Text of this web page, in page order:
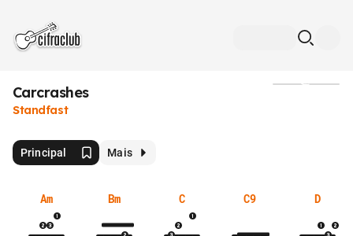
Carcrashes
Standfast
Principal Mais
Am Bm C C9 D